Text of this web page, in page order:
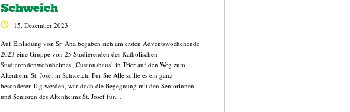
Schweich
15. Dezember 2023
Auf Einladung von Sr. Ana begaben sich am ersten Adventswochenende
2023 eine Gruppe von 25 Studierenden des Katholischen
Studierendenwohnheimes „Cusanushaus“ in Trier auf den Weg zum
Altenheim St. Josef in Schweich. Für Sie Alle sollte es ein ganz
besonderer Tag werden, war doch die Begegnung mit den Seniorinnen
und Senioren des Altenheims St. Josef für…